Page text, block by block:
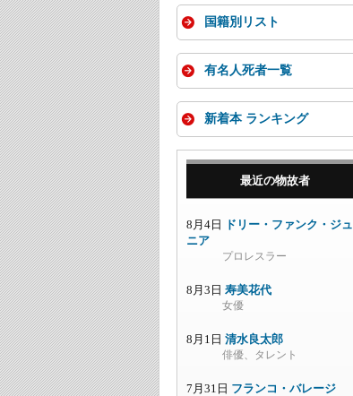
国籍別リスト
有名人死者一覧
新着本 ランキング
最近の物故者
8月4日
ドリー・ファンク・ジュ
ニア
プロレスラー
8月3日 寿美花代
女優
8月1日 清水良太郎
俳優、タレント
7月31日 フランコ・バレージ